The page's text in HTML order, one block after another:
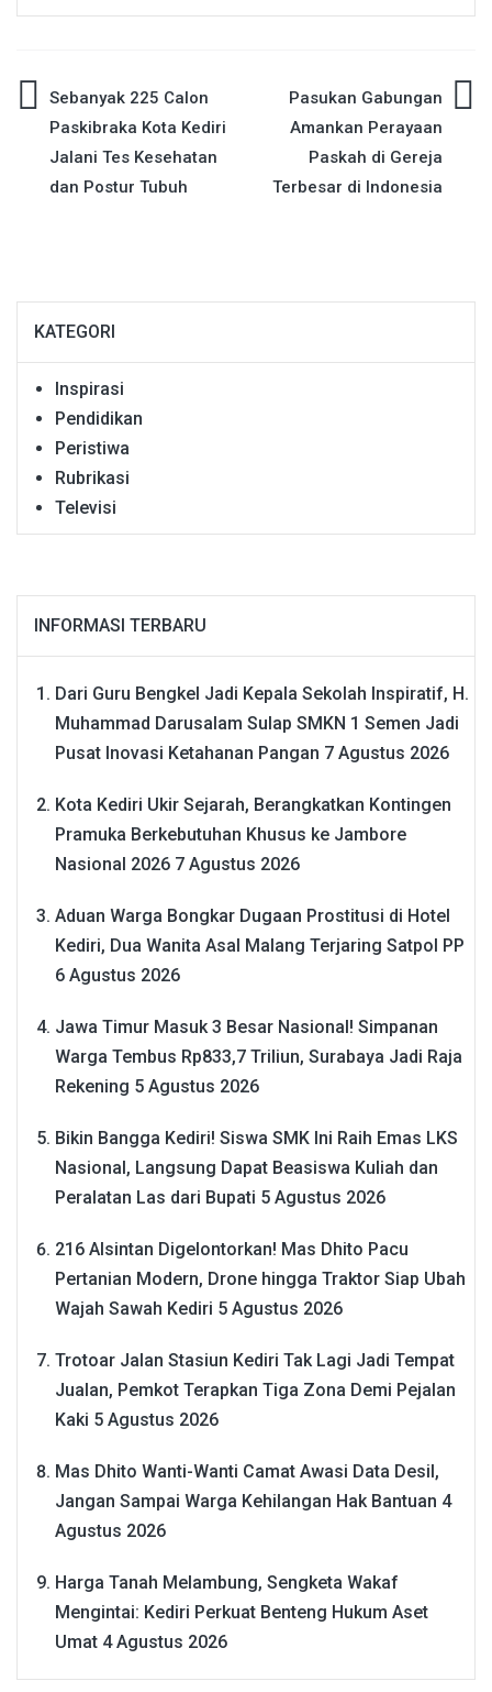
Navigasi
pos
Sebanyak 225 Calon
Paskibraka Kota Kediri
Jalani Tes Kesehatan
dan Postur Tubuh
Pasukan Gabungan
Amankan Perayaan
Paskah di Gereja
Terbesar di Indonesia
KATEGORI
Inspirasi
Pendidikan
Peristiwa
Rubrikasi
Televisi
INFORMASI TERBARU
Dari Guru Bengkel Jadi Kepala Sekolah Inspiratif, H.
Muhammad Darusalam Sulap SMKN 1 Semen Jadi
Pusat Inovasi Ketahanan Pangan 7 Agustus 2026
Kota Kediri Ukir Sejarah, Berangkatkan Kontingen
Pramuka Berkebutuhan Khusus ke Jambore
Nasional 2026 7 Agustus 2026
Aduan Warga Bongkar Dugaan Prostitusi di Hotel
Kediri, Dua Wanita Asal Malang Terjaring Satpol PP
6 Agustus 2026
Jawa Timur Masuk 3 Besar Nasional! Simpanan
Warga Tembus Rp833,7 Triliun, Surabaya Jadi Raja
Rekening 5 Agustus 2026
Bikin Bangga Kediri! Siswa SMK Ini Raih Emas LKS
Nasional, Langsung Dapat Beasiswa Kuliah dan
Peralatan Las dari Bupati 5 Agustus 2026
216 Alsintan Digelontorkan! Mas Dhito Pacu
Pertanian Modern, Drone hingga Traktor Siap Ubah
Wajah Sawah Kediri 5 Agustus 2026
Trotoar Jalan Stasiun Kediri Tak Lagi Jadi Tempat
Jualan, Pemkot Terapkan Tiga Zona Demi Pejalan
Kaki 5 Agustus 2026
Mas Dhito Wanti-Wanti Camat Awasi Data Desil,
Jangan Sampai Warga Kehilangan Hak Bantuan 4
Agustus 2026
Harga Tanah Melambung, Sengketa Wakaf
Mengintai: Kediri Perkuat Benteng Hukum Aset
Umat 4 Agustus 2026